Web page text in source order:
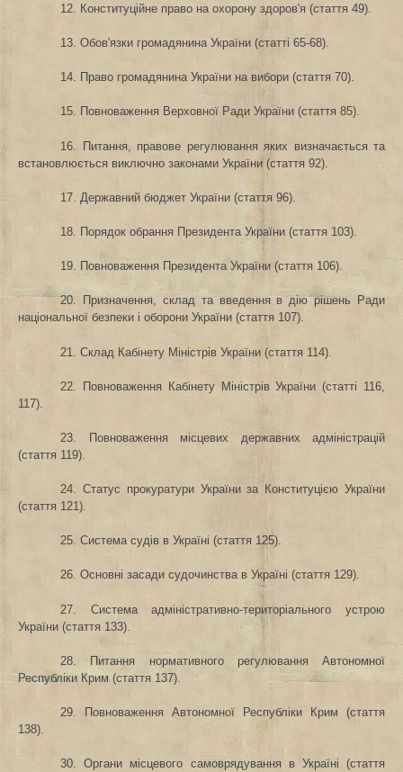
12. Конституційне право на охорону здоров'я (стаття 49).
13. Обов'язки громадянина України (статті 65-68).
14. Право громадянина України на вибори (стаття 70).
15. Повноваження Верховної Ради України (стаття 85).
16. Питання, правове регулювання яких визначається та
встановлюється виключно законами України (стаття 92).
17. Державний бюджет України (стаття 96).
18. Порядок обрання Президента України (стаття 103).
19. Повноваження Президента України (стаття 106).
20. Призначення, склад та введення в дію рішень Ради
національної безпеки і оборони України (стаття 107).
21. Склад Кабінету Міністрів України (стаття 114).
22. Повноваження Кабінету Міністрів України (статті 116,
117).
23. Повноваження місцевих державних адміністрацій
(стаття 119).
24. Статус прокуратури України за Конституцією України
(стаття 121).
25. Система судів в Україні (стаття 125).
26. Основні засади судочинства в Україні (стаття 129).
27. Система адміністративно-територіального устрою
України (стаття 133).
28. Питання нормативного регулювання Автономної
Республіки Крим (стаття 137).
29. Повноваження Автономної Республіки Крим (стаття
138).
30. Органи місцевого самоврядування в Україні (стаття